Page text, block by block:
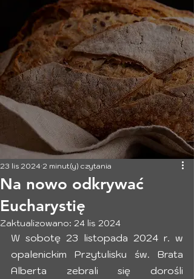
Na nowo odkrywać
Eucharystię
23 lis 2024 2 minut(y) czytania
Zaktualizowano: 24 lis 2024
W sobotę 23 listopada 2024 r. w
opalenickim Przytulisku św. Brata
Alberta zebrali się dorośli